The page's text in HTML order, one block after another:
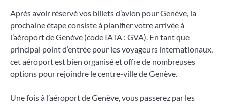
Après avoir réservé vos billets d’avion pour Genève, la
prochaine étape consiste à planifier votre arrivée à
l’aéroport de Genève (code IATA : GVA). En tant que
principal point d’entrée pour les voyageurs internationaux,
cet aéroport est bien organisé et offre de nombreuses
options pour rejoindre le centre-ville de Genève.
Une fois à l’aéroport de Genève, vous passerez par les